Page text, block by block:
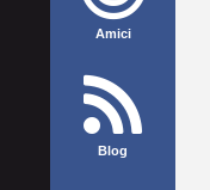
Amici
Blog